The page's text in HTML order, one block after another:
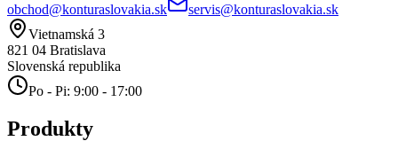
obchod@konturaslovakia.sk
servis@konturaslovakia.sk
Vietnamská 3
821 04 Bratislava
Slovenská republika
Po - Pi: 9:00 - 17:00
Produkty